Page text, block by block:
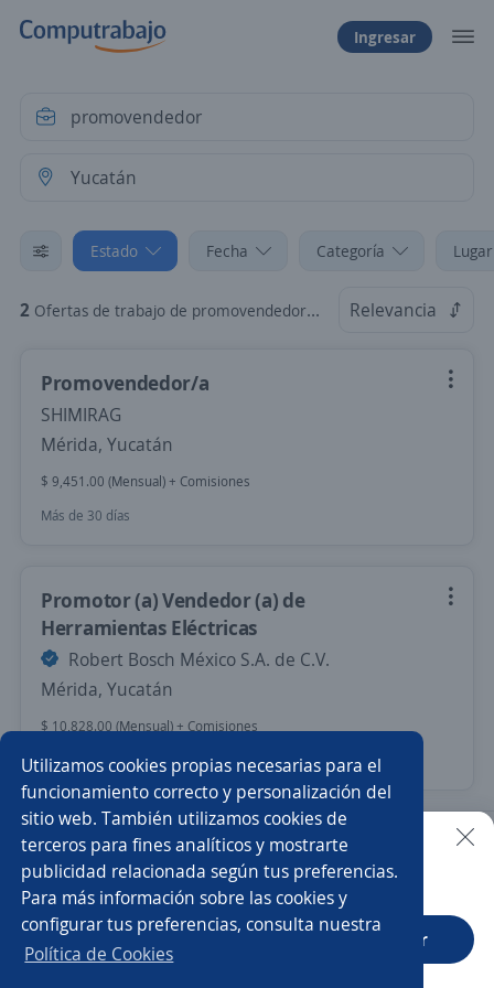
Utilizamos cookies propias necesarias para el
funcionamiento correcto y personalización del
sitio web. También utilizamos cookies de
terceros para fines analíticos y mostrarte
publicidad relacionada según tus preferencias.
Para más información sobre las cookies y
configurar tus preferencias, consulta nuestra
Política de Cookies
Ingresar
Estado Fecha Categoría
2 Ofertas de trabajo de promovendedor en Yucatán Relevancia
Promovendedor/a
SHIMIRAG
Mérida, Yucatán
$ 9,451.00 (Mensual) + Comisiones
Más de 30 días
Promotor (a) Vendedor (a) de
Herramientas Eléctricas
Robert Bosch México S.A. de C.V.
Mérida, Yucatán
$ 10,828.00 (Mensual) + Comisiones
Hace 2 días
Nuevas ofertas de empleo Avísame
Empleos similares
Promotor/a Promovendedor electrónica
Buscar es más fácil en la app
CT App Abrir